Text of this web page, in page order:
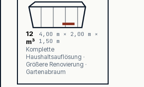
12
m³
4,00 m × 2,00 m ×
1,50 m
Komplette
Haushaltsauflösung ·
Größere Renovierung ·
Gartenabraum